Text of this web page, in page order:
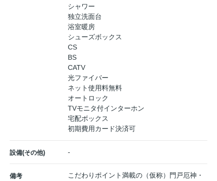
シャワー
独立洗面台
浴室暖房
シューズボックス
CS
BS
CATV
光ファイバー
ネット使用料無料
オートロック
TVモニタ付インターホン
宅配ボックス
初期費用カード決済可
設備(その他) -
備考
こだわりポイント満載の（仮称）門戸厄神・